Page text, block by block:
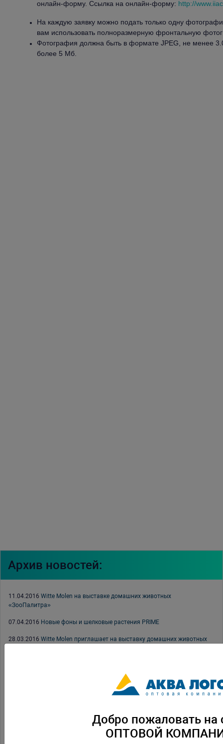
онлайн-форму. Ссылка на онлайн-форму: http://
На каждую заявку можно подать только одну
вам использовать полноразмерную фронтальную
Фотография должна быть в формате JPEG, не менее
более 5 Мб.
Архив новостей:
11.04.2016 Witte Molen на выставке домашних животных
«ЗооПалитра»
07.04.2016 Новые фоны и шелковые растения PRIME
28.03.2016 Witte Molen приглашает на выставку домашних животных
Новые фильтры PRIME: внутренний и СО2
Благодарственное письмо Оптовой Компании АКВА ЛОГО
Добро пожаловать на
ОПТОВОЙ